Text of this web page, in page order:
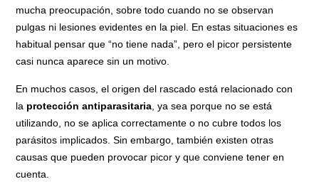
mucha preocupación, sobre todo cuando no se observan
pulgas ni lesiones evidentes en la piel. En estas situaciones es
habitual pensar que “no tiene nada”, pero el picor persistente
casi nunca aparece sin un motivo.
En muchos casos, el origen del rascado está relacionado con
la protección antiparasitaria, ya sea porque no se está
utilizando, no se aplica correctamente o no cubre todos los
parásitos implicados. Sin embargo, también existen otras
causas que pueden provocar picor y que conviene tener en
cuenta.